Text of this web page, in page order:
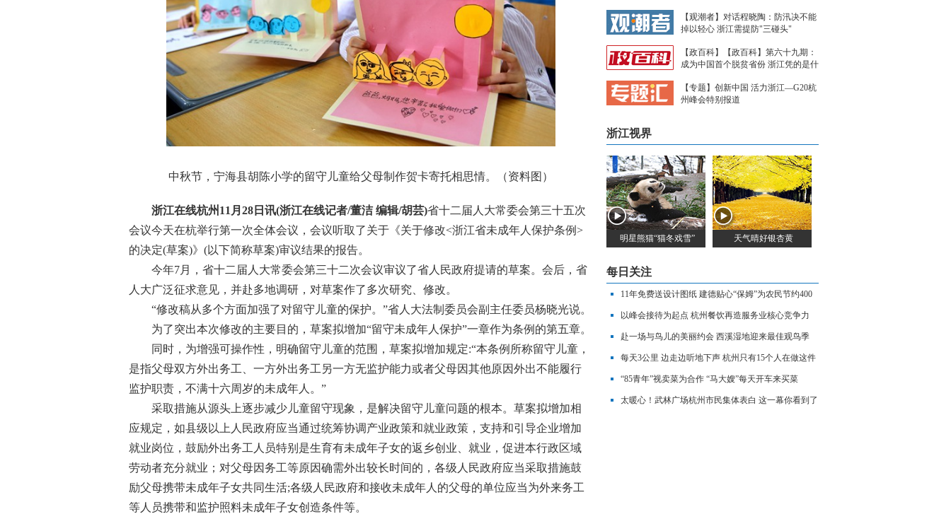
中秋节，宁海县胡陈小学的留守儿童给父母制作贺卡寄托相思情。（资料图）
浙江在线杭州11月28日讯(浙江在线记者/董洁 编辑/胡芸)省十二届人大常委会第三十五次
会议今天在杭举行第一次全体会议，会议听取了关于《关于修改<浙江省未成年人保护条例>
的决定(草案)》(以下简称草案)审议结果的报告。
今年7月，省十二届人大常委会第三十二次会议审议了省人民政府提请的草案。会后，省
人大广泛征求意见，并赴多地调研，对草案作了多次研究、修改。
“修改稿从多个方面加强了对留守儿童的保护。”省人大法制委员会副主任委员杨晓光说。
为了突出本次修改的主要目的，草案拟增加“留守未成年人保护”一章作为条例的第五章。
同时，为增强可操作性，明确留守儿童的范围，草案拟增加规定:“本条例所称留守儿童，
是指父母双方外出务工、一方外出务工另一方无监护能力或者父母因其他原因外出不能履行
监护职责，不满十六周岁的未成年人。”
采取措施从源头上逐步减少儿童留守现象，是解决留守儿童问题的根本。草案拟增加相
应规定，如县级以上人民政府应当通过统筹协调产业政策和就业政策，支持和引导企业增加
就业岗位，鼓励外出务工人员特别是生育有未成年子女的返乡创业、就业，促进本行政区域
劳动者充分就业；对父母因务工等原因确需外出较长时间的，各级人民政府应当采取措施鼓
励父母携带未成年子女共同生活;各级人民政府和接收未成年人的父母的单位应当为外来务工
等人员携带和监护照料未成年子女创造条件等。
【观潮者】对话程晓陶：防汛决不能
掉以轻心 浙江需提防"三碰头"
【政百科】【政百科】第六十九期：
成为中国首个脱贫省份 浙江凭的是什
【专题】创新中国 活力浙江—G20杭
州峰会特别报道
浙江视界
明星熊猫“猫冬戏雪” 天气晴好银杏黄
每日关注
11年免费送设计图纸 建德贴心“保姆”为农民节约400
余万元
以峰会接待为起点 杭州餐饮再造服务业核心竞争力
赴一场与鸟儿的美丽约会 西溪湿地迎来最佳观鸟季
每天3公里 边走边听地下声 杭州只有15个人在做这件
事
“85青年”视卖菜为合作 “马大嫂”每天开车来买菜
太暖心！武林广场杭州市民集体表白 这一幕你看到了